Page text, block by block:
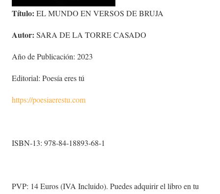
Título: EL MUNDO EN VERSOS DE BRUJA
Autor: SARA DE LA TORRE CASADO
Año de Publicación: 2023
Editorial: Poesía eres tú
https://poesiaerestu.com
ISBN-13: 978-84-18893-68-1
PVP: 14 Euros (IVA Incluido). Puedes adquirir el libro en tu